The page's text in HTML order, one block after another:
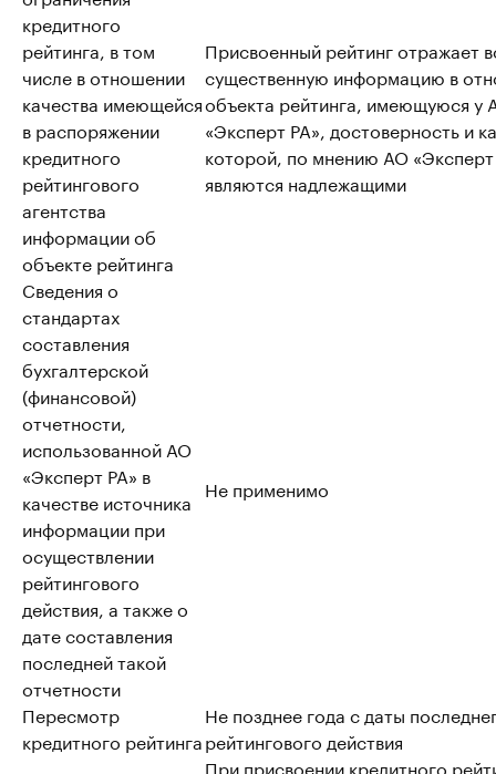
кредитного
рейтинга, в том
числе в отношении
качества имеющейся
в распоряжении
кредитного
рейтингового
агентства
информации об
объекте рейтинга
Присвоенный рейтинг отражает
существенную информацию в
объекта рейтинга, имеющуюся у
«Эксперт РА», достоверность и
которой, по мнению АО
являются надлежащими
Сведения о
стандартах
составления
бухгалтерской
(финансовой)
отчетности,
использованной АО
«Эксперт РА» в
качестве источника
информации при
осуществлении
рейтингового
действия, а также о
дате составления
последней такой
отчетности
Не применимо
Пересмотр
кредитного рейтинга
Не позднее года с даты
рейтингового действия
При присвоении кредитного